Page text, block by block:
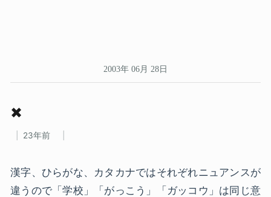
2003年 06月 28日
✖
23年前
漢字、ひらがな、カタカナではそれぞれニュアンスが
違うので「学校」「がっこう」「ガッコウ」は同じ意